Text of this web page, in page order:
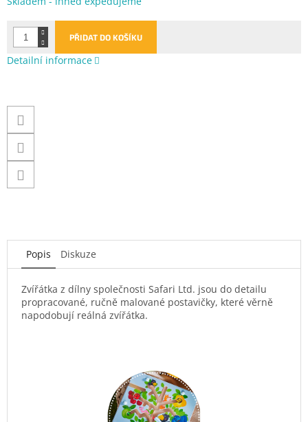
PŘIDAT DO KOŠÍKU
Detailní informace
Popis Diskuze
Zvířátka z dílny společnosti Safari Ltd. jsou do detailu
propracované, ručně malované postavičky, které věrně
napodobují reálná zvířátka.